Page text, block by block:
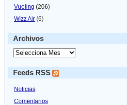
Vueling (206)
Wizz Air (6)
Archivos
Feeds RSS
Noticias
Comentarios